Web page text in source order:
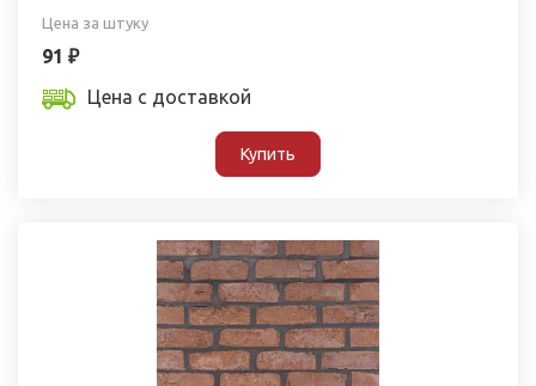
Цена за штуку
91 ₽
Цена с доставкой
Купить